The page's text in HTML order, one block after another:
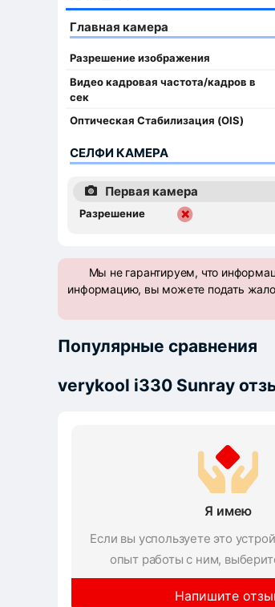
Главная камера
Разрешение изображения
Видео кадровая частота/кадров в
сек
Оптическая Стабилизация (OIS)
СЕЛФИ КАМЕРА
Первая камера
Разрешение
Мы не гарантируем, что
информацию, вы можете подать
Популярные сравнения
verykool i330 Sunray
Я имею
Если вы успользуете это
опыт работы с ним,
Напишите